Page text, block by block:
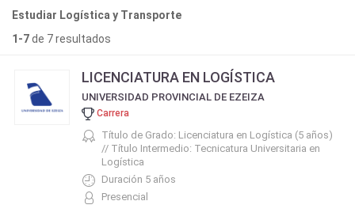
Estudiar Logística y Transporte
1-7de 7 resultados
LICENCIATURA EN LOGÍSTICA
UNIVERSIDAD PROVINCIAL DE EZEIZA
Carrera
Título de Grado: Licenciatura en Logística (5 años)
// Título Intermedio: Tecnicatura Universitaria en
Logística
Duración 5 años
Presencial